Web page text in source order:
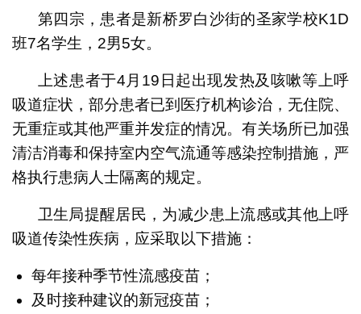
第四宗，患者是新桥罗白沙街的圣家学校K1D
班7名学生，2男5女。
上述患者于4月19日起出现发热及咳嗽等上呼
吸道症状，部分患者已到医疗机构诊治，无住院、
无重症或其他严重并发症的情况。有关场所已加强
清洁消毒和保持室内空气流通等感染控制措施，严
格执行患病人士隔离的规定。
卫生局提醒居民，为减少患上流感或其他上呼
吸道传染性疾病，应采取以下措施：
每年接种季节性流感疫苗；
及时接种建议的新冠疫苗；